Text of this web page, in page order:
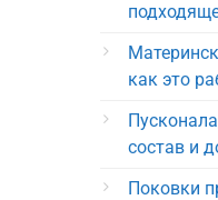
как это
состав и
Поковки